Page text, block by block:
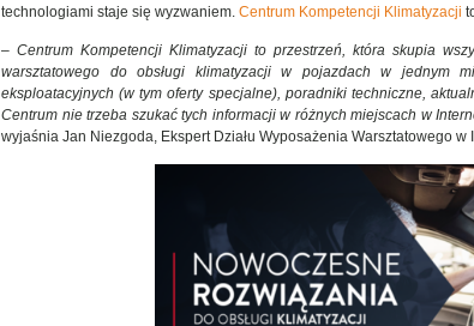
technologiami staje się wyzwaniem. Centrum Kompetencji Klimatyzacji
– Centrum Kompetencji Klimatyzacji to przestrzeń, która skupia
warsztatowego do obsługi klimatyzacji w pojazdach w jednym
eksploatacyjnych (w tym oferty specjalne), poradniki techniczne,
Centrum nie trzeba szukać tych informacji w różnych miejscach w
wyjaśnia Jan Niezgoda, Ekspert Działu Wyposażenia Warsztatowego w